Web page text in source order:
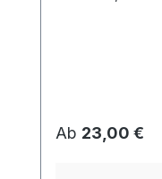
niedrigen
Regulärer Preis:
Ab 23,00 €